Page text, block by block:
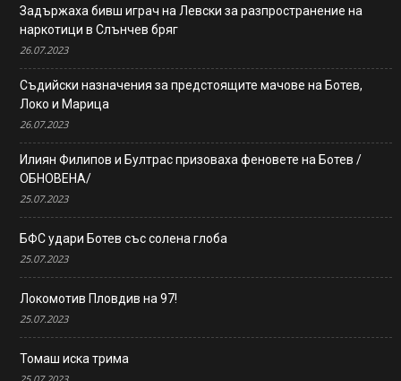
Задържаха бивш играч на Левски за разпространение на
наркотици в Слънчев бряг
26.07.2023
Съдийски назначения за предстоящите мачове на Ботев,
Локо и Марица
26.07.2023
Илиян Филипов и Бултрас призоваха феновете на Ботев /
ОБНОВЕНА/
25.07.2023
БФС удари Ботев със солена глоба
25.07.2023
Локомотив Пловдив на 97!
25.07.2023
Томаш иска трима